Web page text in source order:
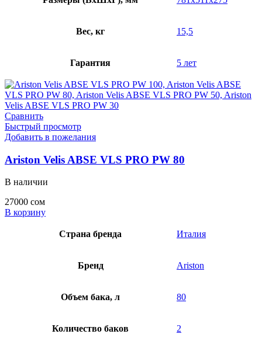
Вес, кг 15,5
Гарантия 5 лет
Сравнить
Быстрый просмотр
Добавить в пожелания
Ariston Velis ABSE VLS PRO PW 80
В наличии
27000 сом
В корзину
Страна бренда Италия
Бренд Ariston
Объем бака, л 80
Количество баков 2